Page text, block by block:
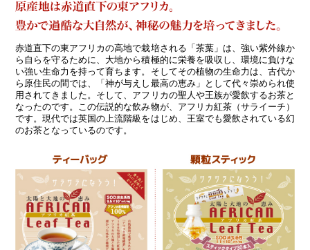
赤道直下の東アフリカの高地で栽培される「茶葉」は、強い紫外線か
ら自らを守るために、大地から積極的に栄養を吸収し、環境に負けな
い強い生命力を持って育ちます。そしてその植物の生命力は、古代か
ら原住民の間では、「神が与えし最高の恵み」として代々崇められ使
用されてきました。そして、アフリカの聖人や王族が愛飲するお茶と
なったのです。この伝説的な飲み物が、アフリカ紅茶（サライーチ）
です。現代では英国の上流階級をはじめ、王室でも愛飲されている幻
のお茶となっているのです。